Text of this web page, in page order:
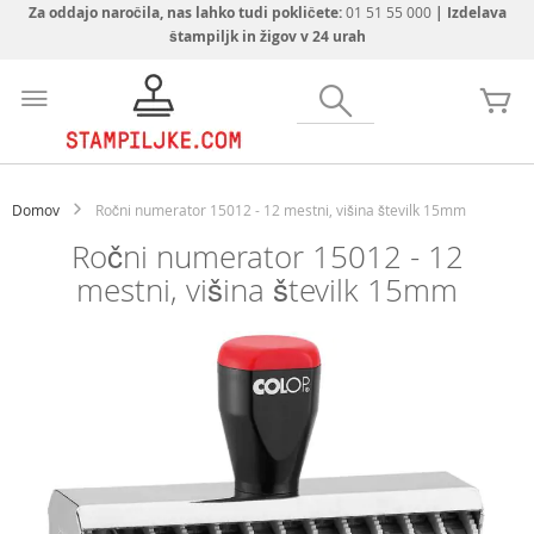
Za oddajo naročila, nas lahko tudi pokličete:01 51 55 000| Izdelava
štampiljk in žigov v 24 urah
vsebino
Domov Ročni numerator 15012 - 12 mestni, višina številk 15mm
Ročni numerator 15012 - 12
mestni, višina številk 15mm